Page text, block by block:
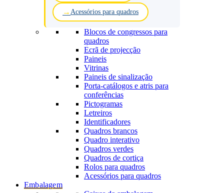
Acessórios para quadros
Blocos de congressos para
quadros
Ecrã de projecção
Paineis
Vitrinas
Paineis de sinalização
Porta-catálogos e atris para
conferências
Pictogramas
Letreiros
Identificadores
Quadros brancos
Quadro interativo
Quadros verdes
Quadros de cortiça
Rolos para quadros
Acessórios para quadros
Embalagem